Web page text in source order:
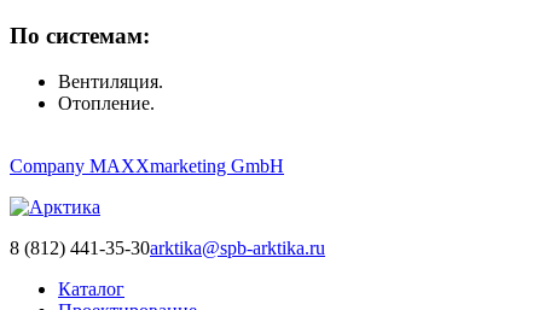
По системам:
Вентиляция.
Отопление.
Company MAXXmarketing GmbH
8 (812) 441-35-30arktika@spb-arktika.ru
Каталог